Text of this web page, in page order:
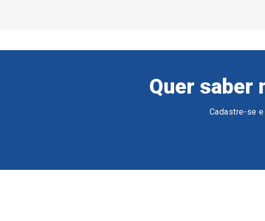
Quer saber
Cadastre-se